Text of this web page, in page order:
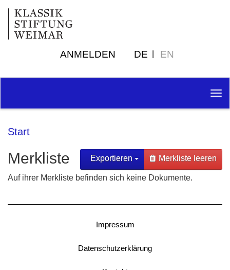
ANMELDEN DE EN
Start
Exportieren Merkliste leeren
Merkliste
Auf ihrer Merkliste befinden sich keine Dokumente.
Impressum
Datenschutzerklärung